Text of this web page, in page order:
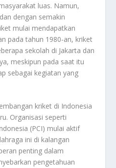
luas. Namun,
dengan semakin
mulai mendapatkan
pada tahun 1980-an, kriket
sekolah di Jakarta dan
meskipun pada saat itu
sebagai kegiatan yang
kriket di Indonesia
Organisasi seperti
(PCI) mulai aktif
ini di kalangan
penting dalam
pengetahuan